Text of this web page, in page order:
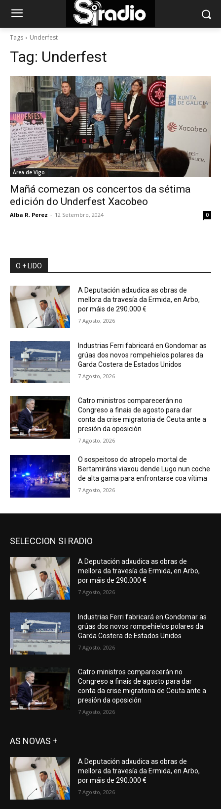
Tags Underfest
Tag: Underfest
Área de Vigo
Mañá comezan os concertos da sétima
edición do Underfest Xacobeo
Alba R. Perez - 12 Setembro, 2024 0
O + LIDO
A Deputación adxudica as obras de
mellora da travesía da Ermida, en Arbo,
por máis de 290.000 €
7 Agosto, 2026
Industrias Ferri fabricará en Gondomar as
grúas dos novos rompehielos polares da
Garda Costera de Estados Unidos
7 Agosto, 2026
Catro ministros comparecerán no
Congreso a finais de agosto para dar
conta da crise migratoria de Ceuta ante a
presión da oposición
7 Agosto, 2026
O sospeitoso do atropelo mortal de
Bertamiráns viaxou dende Lugo nun coche
de alta gama para enfrontarse coa vítima
7 Agosto, 2026
SELECCION SI RADIO
A Deputación adxudica as obras de
mellora da travesía da Ermida, en Arbo,
por máis de 290.000 €
7 Agosto, 2026
Industrias Ferri fabricará en Gondomar as
grúas dos novos rompehielos polares da
Garda Costera de Estados Unidos
7 Agosto, 2026
Catro ministros comparecerán no
Congreso a finais de agosto para dar
conta da crise migratoria de Ceuta ante a
presión da oposición
7 Agosto, 2026
AS NOVAS +
A Deputación adxudica as obras de
mellora da travesía da Ermida, en Arbo,
por máis de 290.000 €
7 Agosto, 2026